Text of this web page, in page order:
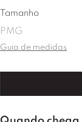
Tamanho
PMG
Guia de medidas